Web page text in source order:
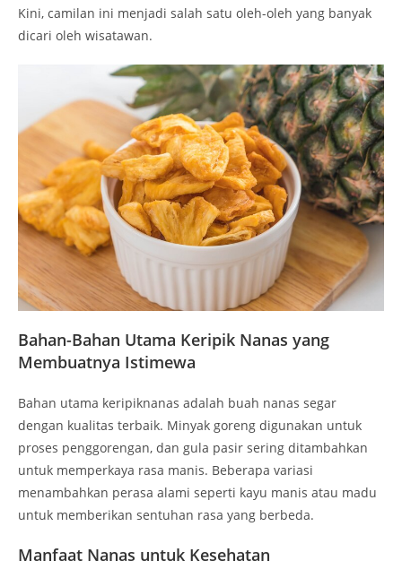
Kini, camilan ini menjadi salah satu oleh-oleh yang banyak
dicari oleh wisatawan.
Bahan-Bahan Utama Keripik Nanas yang
Membuatnya Istimewa
Bahan utama keripiknanas adalah buah nanas segar
dengan kualitas terbaik. Minyak goreng digunakan untuk
proses penggorengan, dan gula pasir sering ditambahkan
untuk memperkaya rasa manis. Beberapa variasi
menambahkan perasa alami seperti kayu manis atau madu
untuk memberikan sentuhan rasa yang berbeda.
Manfaat Nanas untuk Kesehatan